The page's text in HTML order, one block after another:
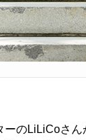
のLiLiCoさん